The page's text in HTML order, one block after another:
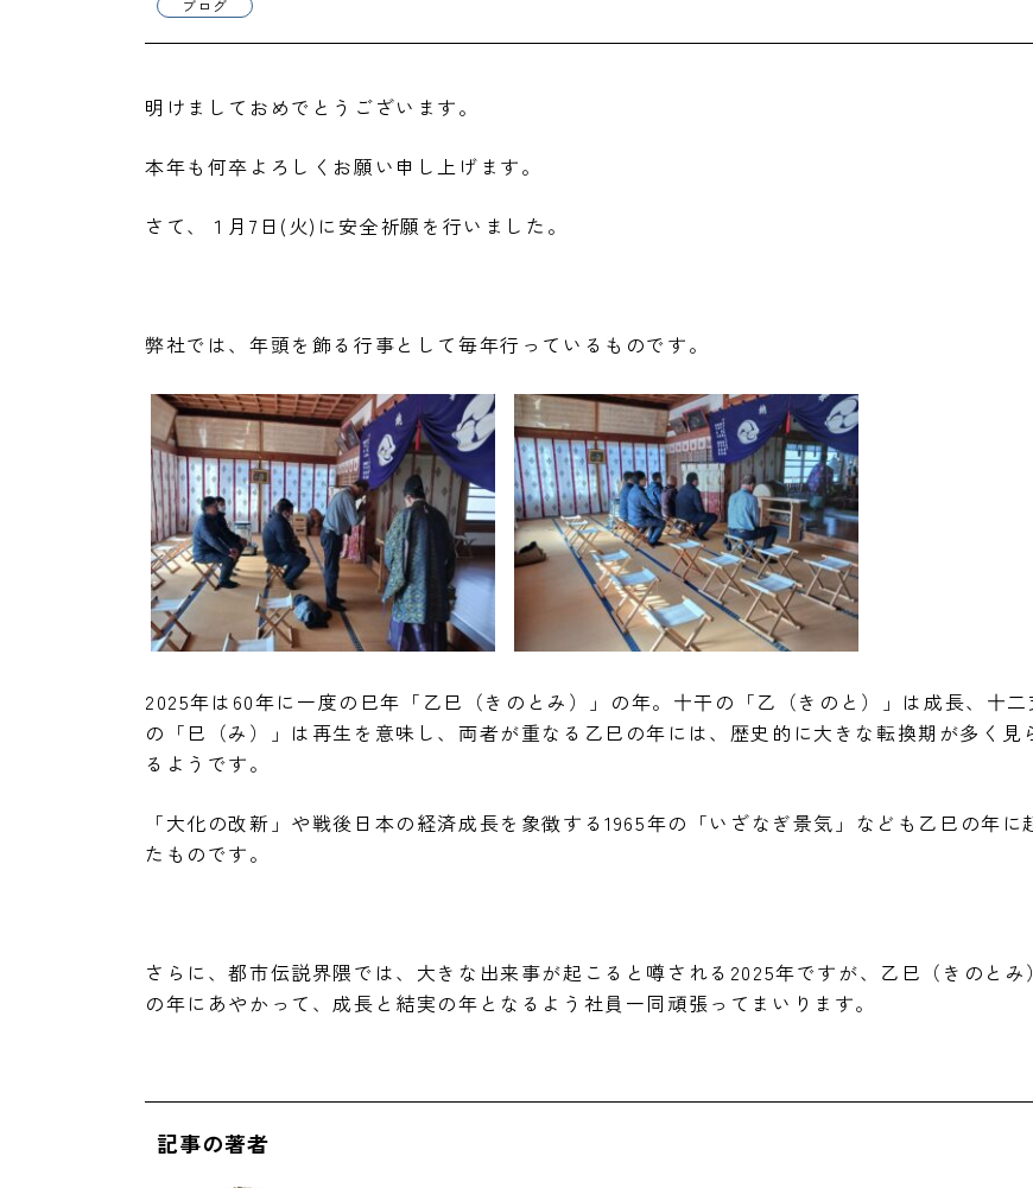
ブログ
明けましておめでとうございます。
本年も何卒よろしくお願い申し上げます。
さて、１月7日(火)に安全祈願を行いました。
弊社では、年頭を飾る行事として毎年行っているものです。
2025年は60年に一度の巳年「乙巳（きのとみ）」の年。十干の「乙（きのと）」は成長、十二
の「巳（み）」は再生を意味し、両者が重なる乙巳の年には、歴史的に大きな転換期が多く見
るようです。
「大化の改新」や戦後日本の経済成長を象徴する1965年の「いざなぎ景気」なども乙巳の年に
たものです。
さらに、都市伝説界隈では、大きな出来事が起こると噂される2025年ですが、乙巳（きのとみ）
の年にあやかって、成長と結実の年となるよう社員一同頑張ってまいります。
記事の著者